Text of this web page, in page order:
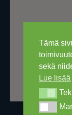
Tämä
sekä
Lue lisää
Tekninen